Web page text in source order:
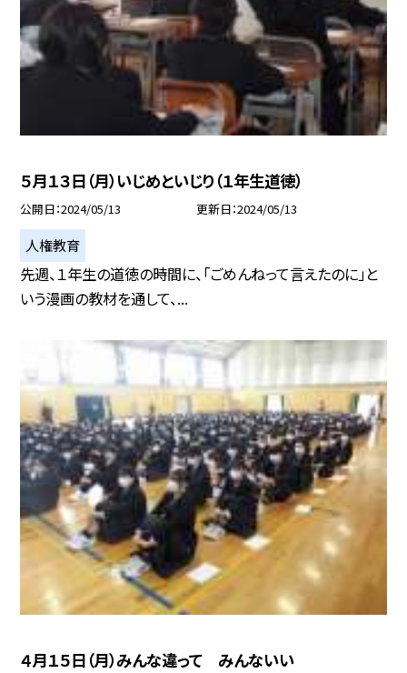
５月１３日（月）いじめといじり（１年生道徳）
公開日 2024/05/13 更新日 2024/05/13
人権教育
先週、１年生の道徳の時間に、「ごめんねって言えたのに」と
いう漫画の教材を通して、...
４月１５日（月）みんな違って みんないい